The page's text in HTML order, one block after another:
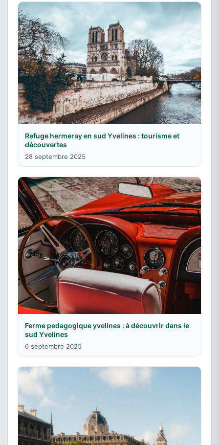
Refuge hermeray en sud Yvelines : tourisme et
découvertes
28 septembre 2025
Ferme pedagogique yvelines : à découvrir dans le
sud Yvelines
6 septembre 2025